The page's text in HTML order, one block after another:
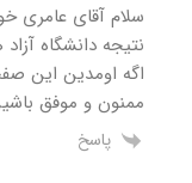
سلام آقای عامری
نتیجه دانشگاه
اگه اومدین این
ممنون و موفق
پاسخ